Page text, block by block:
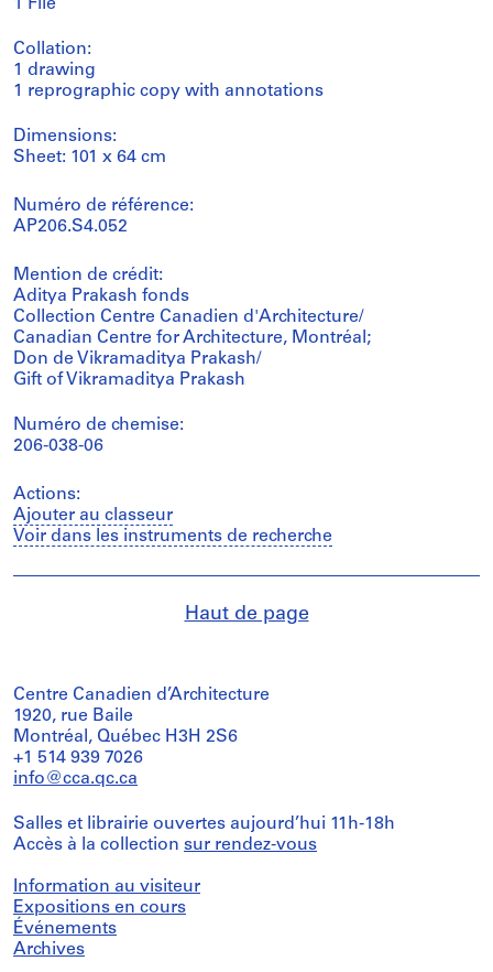
1 File
Collation:
1 drawing
1 reprographic copy with annotations
Dimensions:
Sheet: 101 x 64 cm
Numéro de référence:
AP206.S4.052
Mention de crédit:
Aditya Prakash fonds
Collection Centre Canadien d'Architecture/
Canadian Centre for Architecture, Montréal;
Don de Vikramaditya Prakash/
Gift of Vikramaditya Prakash
Numéro de chemise:
206-038-06
Actions:
Ajouter au classeur
Voir dans les instruments de recherche
Haut de page
Centre Canadien d’Architecture
1920, rue Baile
Montréal, Québec H3H 2S6
+1 514 939 7026
info@cca.qc.ca
Salles et librairie ouvertes aujourd’hui 11h-18h
Accès à la collection sur rendez-vous
Information au visiteur
Expositions en cours
Événements
Archives